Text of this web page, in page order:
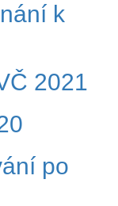
k
2021
po